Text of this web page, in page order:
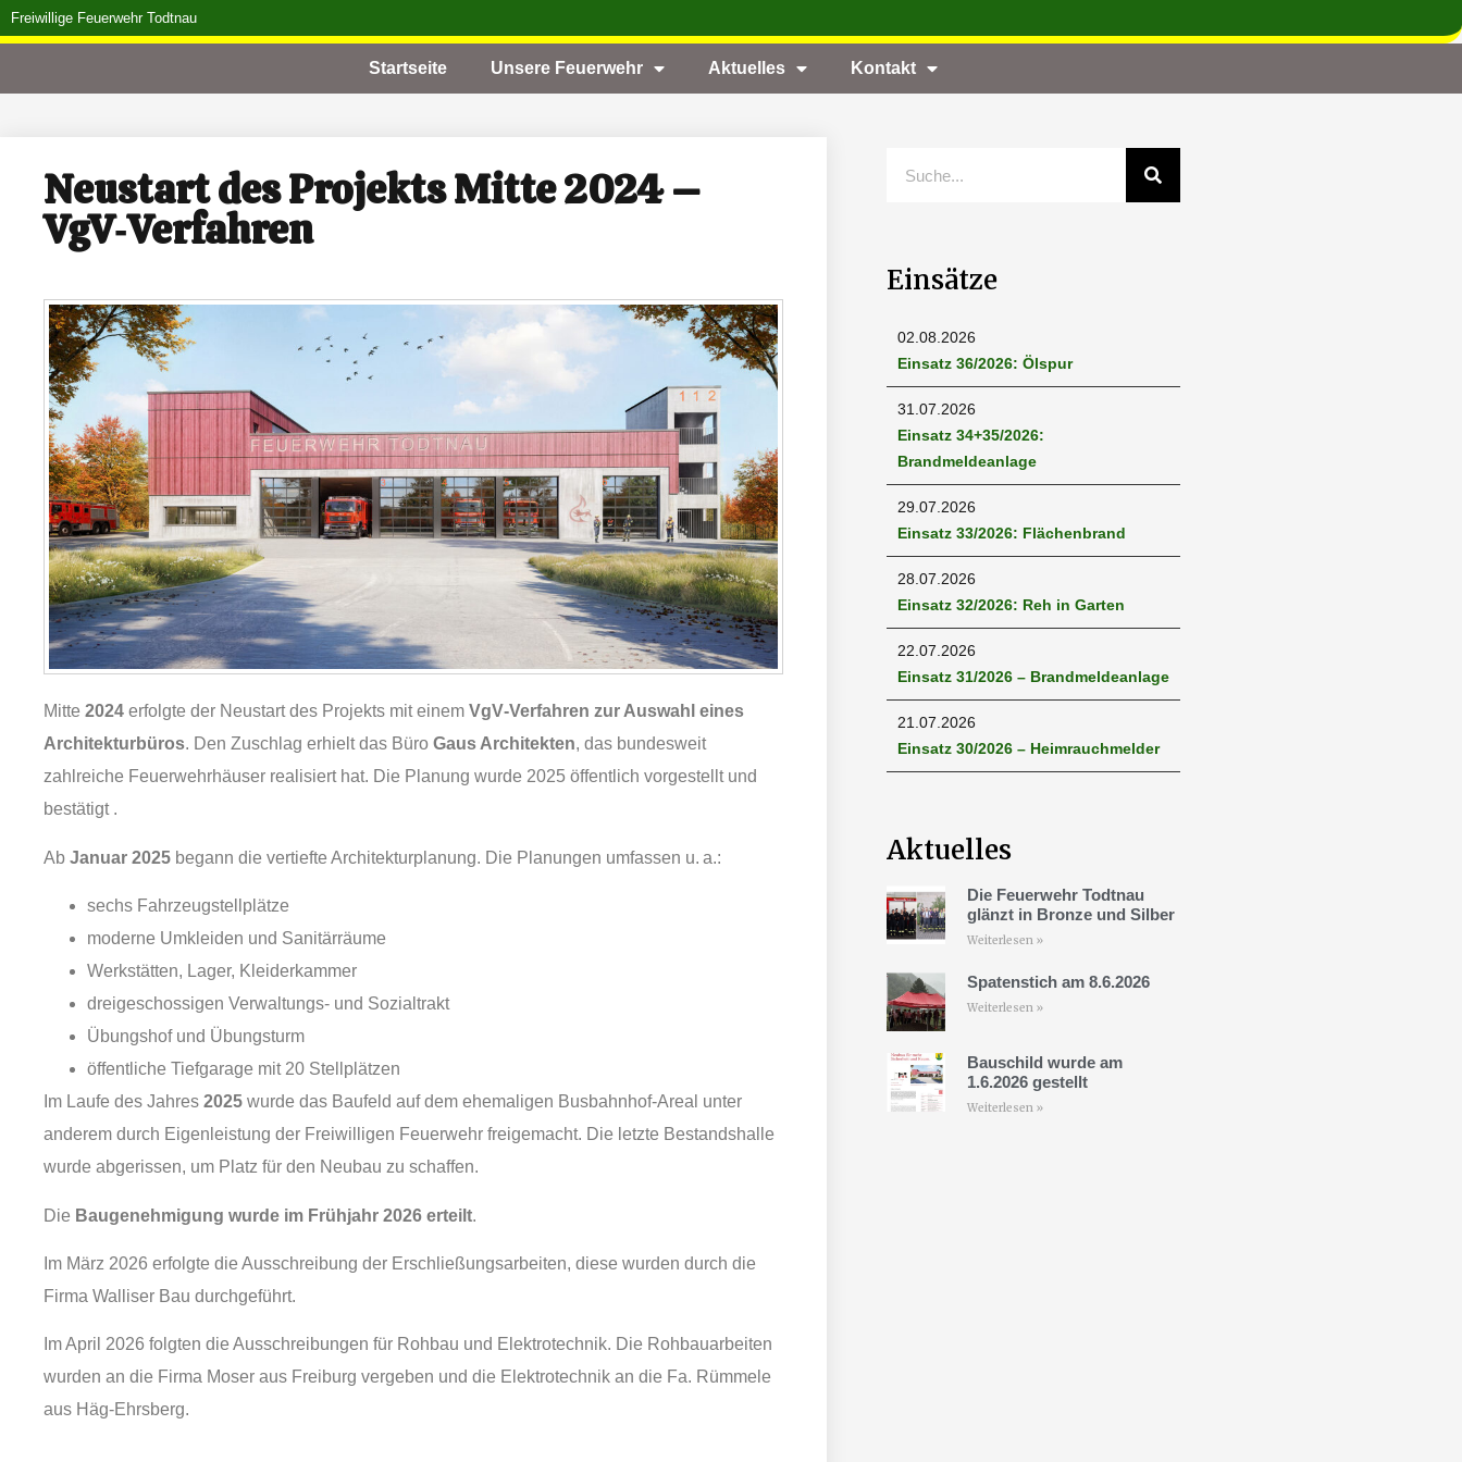
Freiwillige Feuerwehr Todtnau
Startseite Unsere Feuerwehr Aktuelles Kontakt
Neustart des Projekts Mitte 2024 –
VgV‑Verfahren
Mitte 2024 erfolgte der Neustart des Projekts mit einem VgV‑Verfahren zur Auswahl eines
Architekturbüros. Den Zuschlag erhielt das Büro Gaus Architekten, das bundesweit
zahlreiche Feuerwehrhäuser realisiert hat. Die Planung wurde 2025 öffentlich vorgestellt und
bestätigt .
Ab Januar 2025 begann die vertiefte Architekturplanung. Die Planungen umfassen u. a.:
sechs Fahrzeugstellplätze
moderne Umkleiden und Sanitärräume
Werkstätten, Lager, Kleiderkammer
dreigeschossigen Verwaltungs‑ und Sozialtrakt
Übungshof und Übungsturm
öffentliche Tiefgarage mit 20 Stellplätzen
Im Laufe des Jahres 2025 wurde das Baufeld auf dem ehemaligen Busbahnhof‑Areal unter
anderem durch Eigenleistung der Freiwilligen Feuerwehr freigemacht. Die letzte Bestandshalle
wurde abgerissen, um Platz für den Neubau zu schaffen.
Die Baugenehmigung wurde im Frühjahr 2026 erteilt.
Im März 2026 erfolgte die Ausschreibung der Erschließungsarbeiten, diese wurden durch die
Firma Walliser Bau durchgeführt.
Im April 2026 folgten die Ausschreibungen für Rohbau und Elektrotechnik. Die Rohbauarbeiten
wurden an die Firma Moser aus Freiburg vergeben und die Elektrotechnik an die Fa. Rümmele
aus Häg-Ehrsberg.
Einsätze
02.08.2026
Einsatz 36/2026: Ölspur
31.07.2026
Einsatz 34+35/2026:
Brandmeldeanlage
29.07.2026
Einsatz 33/2026: Flächenbrand
28.07.2026
Einsatz 32/2026: Reh in Garten
22.07.2026
Einsatz 31/2026 – Brandmeldeanlage
21.07.2026
Einsatz 30/2026 – Heimrauchmelder
Aktuelles
Die Feuerwehr Todtnau
glänzt in Bronze und Silber
Weiterlesen »
Spatenstich am 8.6.2026
Weiterlesen »
Bauschild wurde am
1.6.2026 gestellt
Weiterlesen »